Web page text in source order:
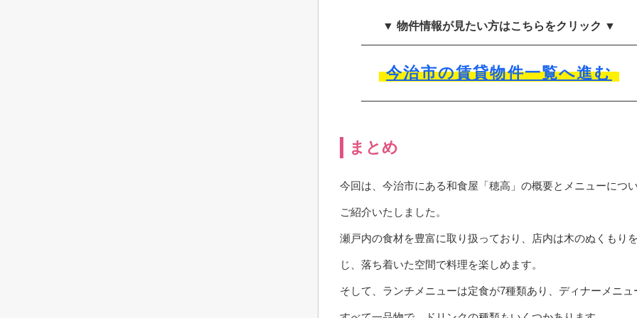
▼ 物件情報が見たい方はこちらをクリック ▼
今治市の賃貸物件一覧へ進む
まとめ
今回は、今治市にある和食屋「穂高」の概要とメニューにつ
ご紹介いたしました。
瀬戸内の食材を豊富に取り扱っており、店内は木のぬくもり
じ、落ち着いた空間で料理を楽しめます。
そして、ランチメニューは定食が7種類あり、ディナーメニュ